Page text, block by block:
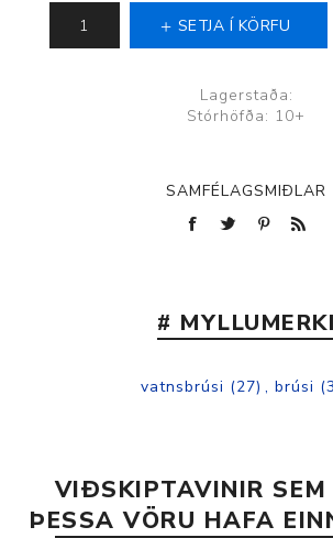
SETJA Í KÖRFU
Lagerstaða:
Stórhöfða: 10+
SAMFÉLAGSMIÐLAR
# MYLLUMERKI
vatnsbrúsi (27) , brúsi
VIÐSKIPTAVINIR SEM
ÞESSA VÖRU HAFA